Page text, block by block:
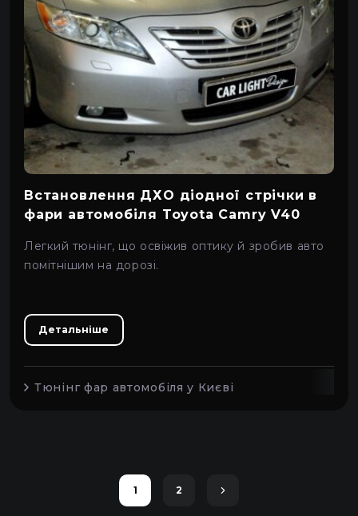
Встановлення ДХО діодної стрічки в
фари автомобіля Toyota Camry V40
Легкий тюнінг, що освіжив оптику й зробив авто
помітнішим на дорозі.
Детальніше
Тюнінг фар автомобіля у Києві
1 2